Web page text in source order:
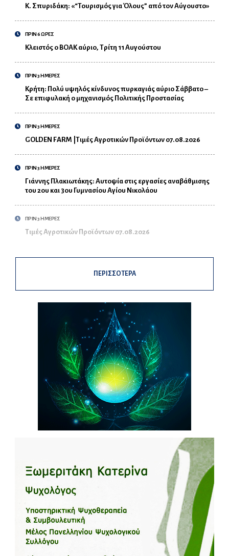
Κ. Σπυριδάκη: «“Τουρισμός για Όλους” από τον Αύγουστο»
ΠΡΙΝ 6 ΩΡΕΣ
Κλειστός ο ΒΟΑΚ αύριο, Τρίτη 11 Αυγούστου
ΠΡΙΝ 3 ΗΜΕΡΕΣ
Κρήτη: Πολύ υψηλός κίνδυνος πυρκαγιάς αύριο Σάββατο –
Σε επιφυλακή ο μηχανισμός Πολιτικής Προστασίας
ΠΡΙΝ 3 ΗΜΕΡΕΣ
GOLDEN FARM |Τιμές Αγροτικών Προϊόντων 07.08.2026
ΠΡΙΝ 3 ΗΜΕΡΕΣ
Γιάννης Πλακιωτάκης: Αυτοψία στις εργασίες αναβάθμισης
του 2ου και 3ου Γυμνασίου Αγίου Νικολάου
ΠΡΙΝ 3 ΗΜΕΡΕΣ
Τιμές Αγροτικών Προϊόντων 07.08.2026
ΠΕΡΙΣΣΟΤΕΡΑ